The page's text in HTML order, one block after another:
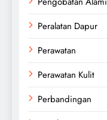
Peralatan Dapur
Perawatan
Perawatan Kulit
Perbandingan